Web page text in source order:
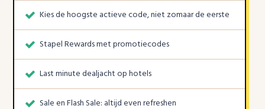
Kies de hoogste actieve code, niet zomaar de eerste
Stapel Rewards met promotiecodes
Last minute dealjacht op hotels
Sale en Flash Sale: altijd even refreshen